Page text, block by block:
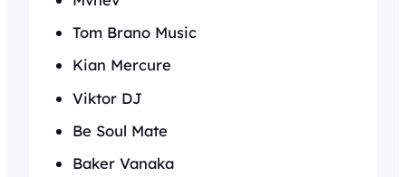
Tom Brano Music
Kian Mercure
Viktor DJ
Be Soul Mate
Baker Vanaka